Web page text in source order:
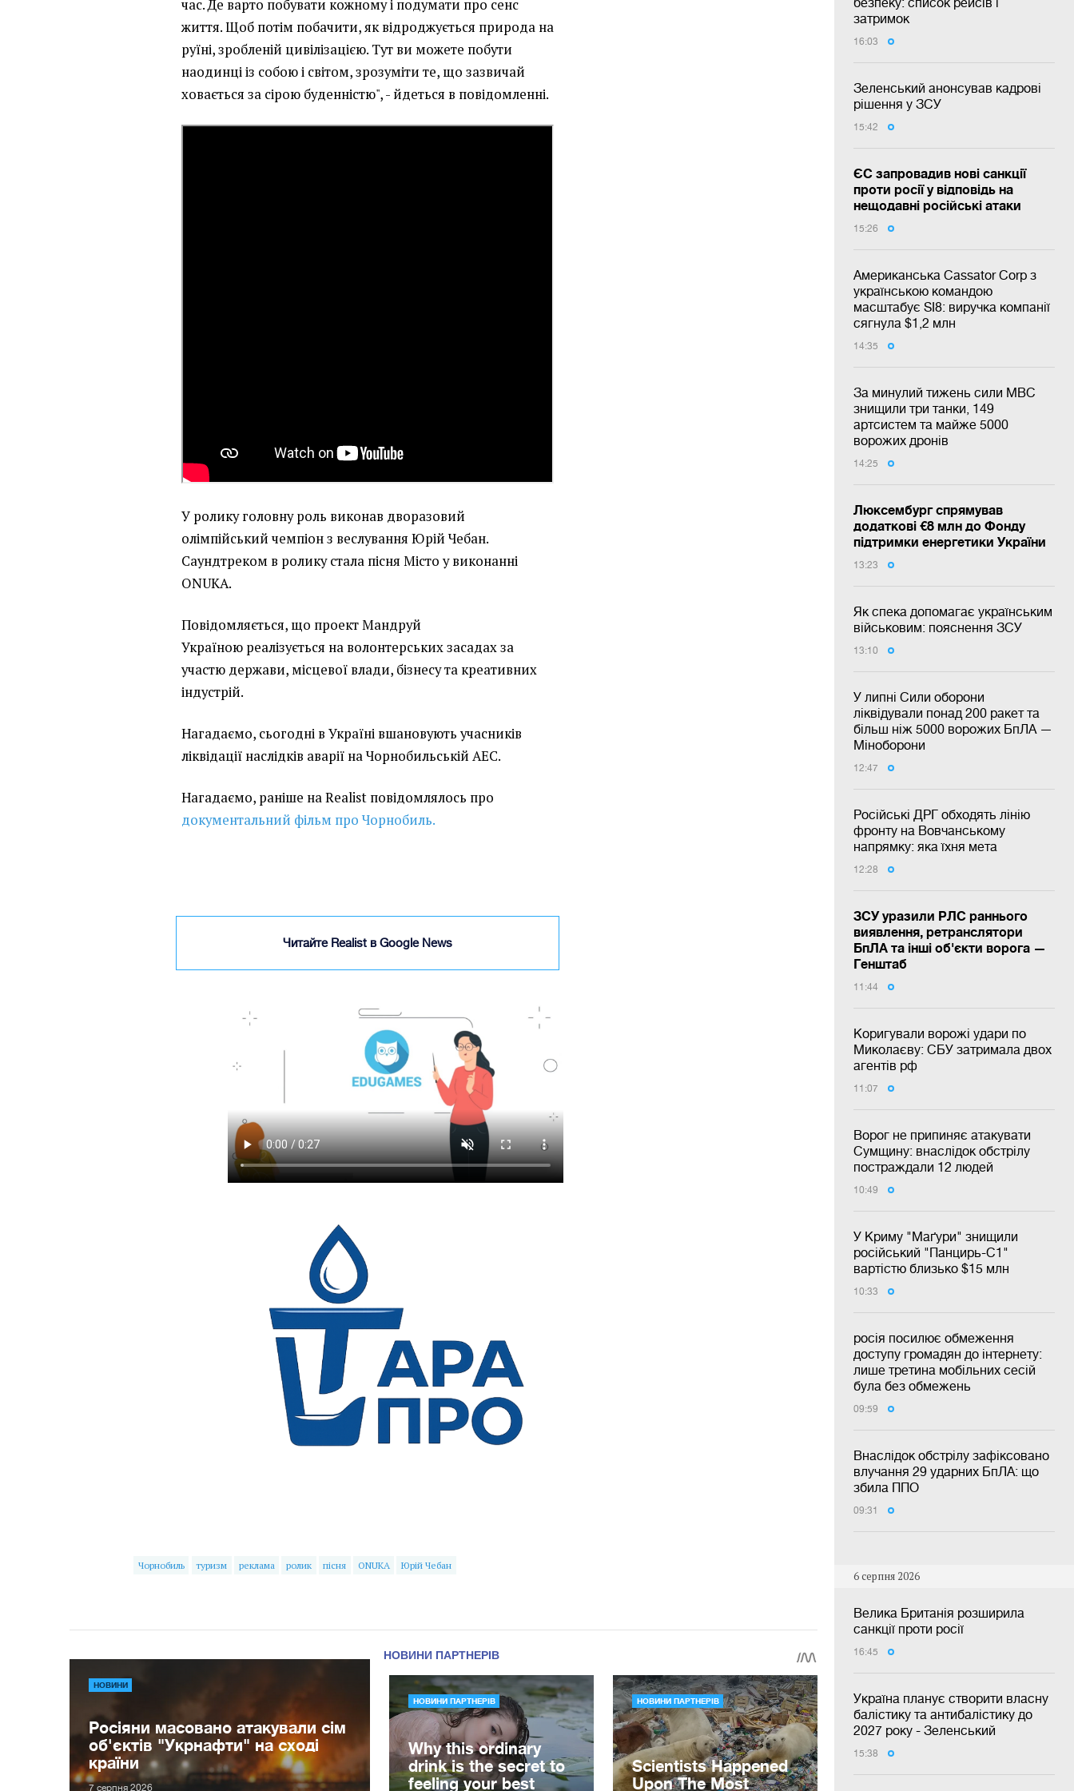
затримок
16:03
Зеленський анонсував кадрові
рішення у ЗСУ
15:42
ЄС запровадив нові санкції
проти росії у відповідь на
нещодавні російські атаки
15:26
Американська Cassator Corp з
українською командою
масштабує SI8: виручка компанії
сягнула $1,2 млн
14:35
За минулий тижень сили МВС
знищили три танки, 149
артсистем та майже 5000
ворожих дронів
14:25
Люксембург спрямував
додаткові €8 млн до Фонду
підтримки енергетики України
13:23
Як спека допомагає українським
військовим: пояснення ЗСУ
13:10
У липні Сили оборони
ліквідували понад 200 ракет та
більш ніж 5000 ворожих БпЛА —
Міноборони
12:47
Російські ДРГ обходять лінію
фронту на Вовчанському
напрямку: яка їхня мета
12:28
ЗСУ уразили РЛС раннього
виявлення, ретранслятори
БпЛА та інші об'єкти ворога —
Генштаб
11:44
Коригували ворожі удари по
Миколаєву: СБУ затримала двох
агентів рф
11:07
Ворог не припиняє атакувати
Сумщину: внаслідок обстрілу
постраждали 12 людей
10:49
У Криму "Маґури" знищили
російський "Панцирь-С1"
вартістю близько $15 млн
10:33
росія посилює обмеження
доступу громадян до інтернету:
лише третина мобільних сесій
була без обмежень
09:59
Внаслідок обстрілу зафіксовано
влучання 29 ударних БпЛА: що
збила ППО
09:31
6 серпня 2026
Велика Британія розширила
санкції проти росії
16:45
Україна планує створити власну
балістику та антибалістику до
2027 року - Зеленський
15:38
час. Де варто побувати кожному і подумати про сенс
життя. Щоб потім побачити, як відроджується природа на
руїні, зробленій цивілізацією. Тут ви можете побути
наодинці із собою і світом, зрозуміти те, що зазвичай
ховається за сірою буденністю", - йдеться в повідомленні.
У ролику головну роль виконав дворазовий
олімпійський чемпіон з веслування Юрій Чебан.
Саундтреком в ролику стала пісня Місто у виконанні
ONUKA.
Повідомляється, що проект Мандруй
Україною реалізується на волонтерських засадах за
участю держави, місцевої влади, бізнесу та креативних
індустрій.
Нагадаємо, сьогодні в Україні вшановують учасників
ліквідації наслідків аварії на Чорнобильській АЕС.
Нагадаємо, раніше на Realist повідомлялось про
документальний фільм про Чорнобиль.
Читайте Realist в Google News
Чорнобиль туризм реклама ролик пісня ONUKA Юрій Чебан
НОВИНИ
Росіяни масовано атакували сім
об'єктів "Укрнафти" на сході
країни
7 серпня 2026